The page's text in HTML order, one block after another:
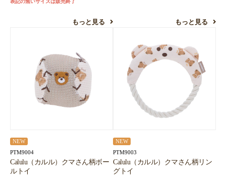
表記の無いサイズは販売終了
もっと見る もっと見る
NEW
PTM9004
Calulu（カルル）クマさん柄ボー
ルトイ
NEW
PTM9003
Calulu（カルル）クマさん柄リン
グトイ